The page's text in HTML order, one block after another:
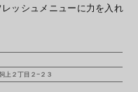
ッシュメニューに力を入れ
上２丁目２−２３